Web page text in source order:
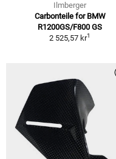
Ilmberger
Carbonteile for BMW
R1200GS/F800 GS
2 525,57 kr1